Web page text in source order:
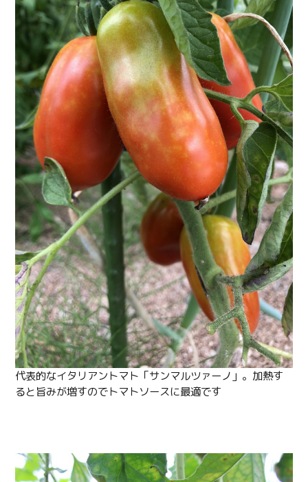
代表的なイタリアントマト「サンマルツァーノ」。加熱す
ると旨みが増すのでトマトソースに最適です